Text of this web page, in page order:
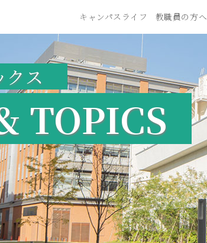
キャンパスライフ 教職員の方へ
クス
TOPICS